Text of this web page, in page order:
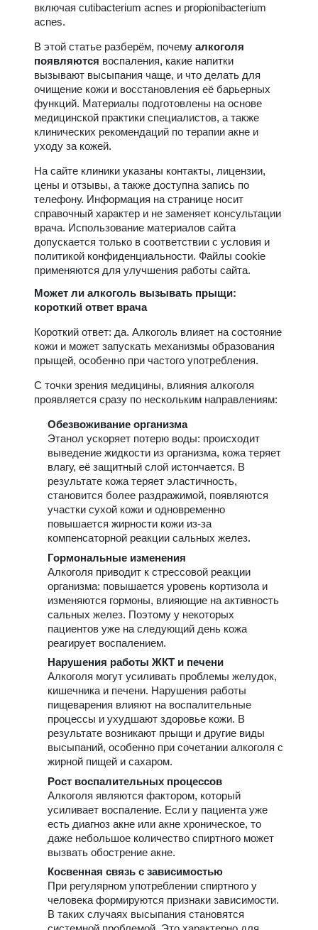
включая cutibacterium acnes и propionibacterium
acnes.
В этой статье разберём, почему алкоголя
появляются воспаления, какие напитки
вызывают высыпания чаще, и что делать для
очищение кожи и восстановления её барьерных
функций. Материалы подготовлены на основе
медицинской практики специалистов, а также
клинических рекомендаций по терапии акне и
уходу за кожей.
На сайте клиники указаны контакты, лицензии,
цены и отзывы, а также доступна запись по
телефону. Информация на странице носит
справочный характер и не заменяет консультации
врача. Использование материалов сайта
допускается только в соответствии с условия и
политикой конфиденциальности. Файлы cookie
применяются для улучшения работы сайта.
Может ли алкоголь вызывать прыщи:
короткий ответ врача
Короткий ответ: да. Алкоголь влияет на состояние
кожи и может запускать механизмы образования
прыщей, особенно при частого употребления.
С точки зрения медицины, влияния алкоголя
проявляется сразу по нескольким направлениям:
Обезвоживание организма
Этанол ускоряет потерю воды: происходит
выведение жидкости из организма, кожа теряет
влагу, её защитный слой истончается. В
результате кожа теряет эластичность,
становится более раздражимой, появляются
участки сухой кожи и одновременно
повышается жирности кожи из-за
компенсаторной реакции сальных желез.
Гормональные изменения
Алкоголя приводит к стрессовой реакции
организма: повышается уровень кортизола и
изменяются гормоны, влияющие на активность
сальных желез. Поэтому у некоторых
пациентов уже на следующий день кожа
реагирует воспалением.
Нарушения работы ЖКТ и печени
Алкоголя могут усиливать проблемы желудок,
кишечника и печени. Нарушения работы
пищеварения влияют на воспалительные
процессы и ухудшают здоровье кожи. В
результате возникают прыщи и другие виды
высыпаний, особенно при сочетании алкоголя с
жирной пищей и сахаром.
Рост воспалительных процессов
Алкоголя являются фактором, который
усиливает воспаление. Если у пациента уже
есть диагноз акне или акне хроническое, то
даже небольшое количество спиртного может
вызвать обострение акне.
Косвенная связь с зависимостью
При регулярном употреблении спиртного у
человека формируются признаки зависимости.
В таких случаях высыпания становятся